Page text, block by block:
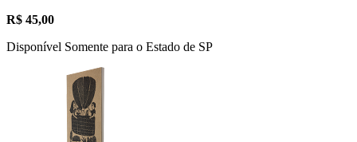
R$ 45,00
Disponível Somente para o Estado de SP